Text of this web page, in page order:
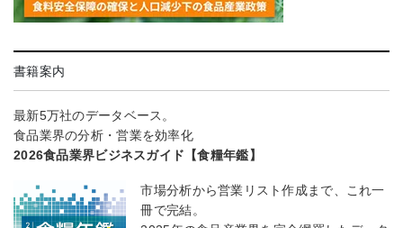
書籍案内
最新5万社のデータベース。
食品業界の分析・営業を効率化
2026食品業界ビジネスガイド【食糧年鑑】
市場分析から営業リスト作成まで、これ一
冊で完結。